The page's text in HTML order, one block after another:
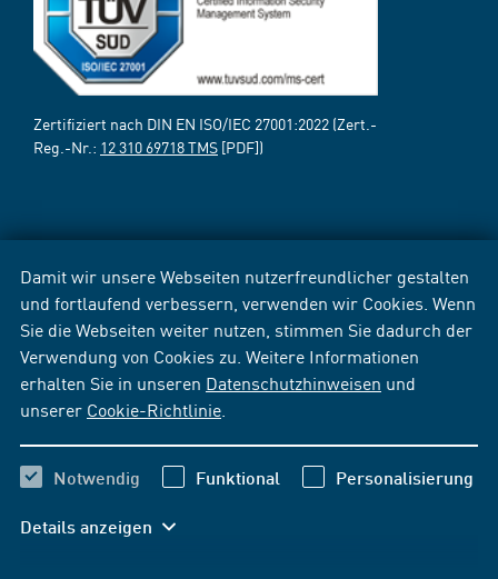
Damit wir unsere Webseiten nutzerfreundlicher gestalten
und fortlaufend verbessern, verwenden wir Cookies. Wenn
Sie die Webseiten weiter nutzen, stimmen Sie dadurch der
Verwendung von Cookies zu. Weitere Informationen
erhalten Sie in unseren Datenschutzhinweisen und
unserer Cookie-Richtlinie
Notwendig Funktional Personalisierung
Details anzeigen
Zertifiziert nach DIN EN ISO/IEC 27001:2022 (Zert.-
Reg.-Nr.: 12 310 69718 TMS [PDF])